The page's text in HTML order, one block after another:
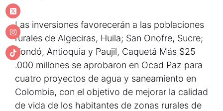
Las inversiones favorecerán a las poblaciones
rurales de Algeciras, Huila; San Onofre, Sucre;
Yondó, Antioquia y Paujil, Caquetá Más $25
.000 millones se aprobaron en Ocad Paz para
cuatro proyectos de agua y saneamiento en
Colombia, con el objetivo de mejorar la calidad
de vida de los habitantes de zonas rurales de